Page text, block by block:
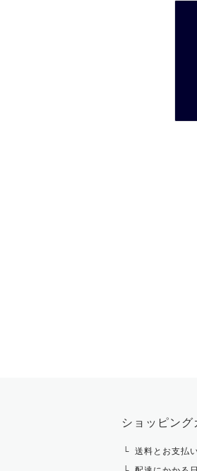
ショッピング
送料とお支払